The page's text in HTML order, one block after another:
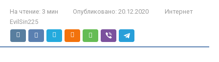
На чтение: 3 мин Опубликовано: 20.12.2020
Интернет
EvilSin225